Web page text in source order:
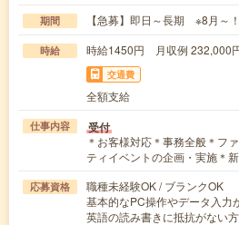
期間 【急募】即日～長期 ※8月～！
時給 時給1450円 月収例 232,000
交通費
全額支給
仕事内容 受付
＊お客様対応＊事務全般＊フ
ティイベントの企画・実施＊
応募資格
職種未経験OK / ブランクOK
基本的なPC操作やデータ入力
英語の読み書きに抵抗がない